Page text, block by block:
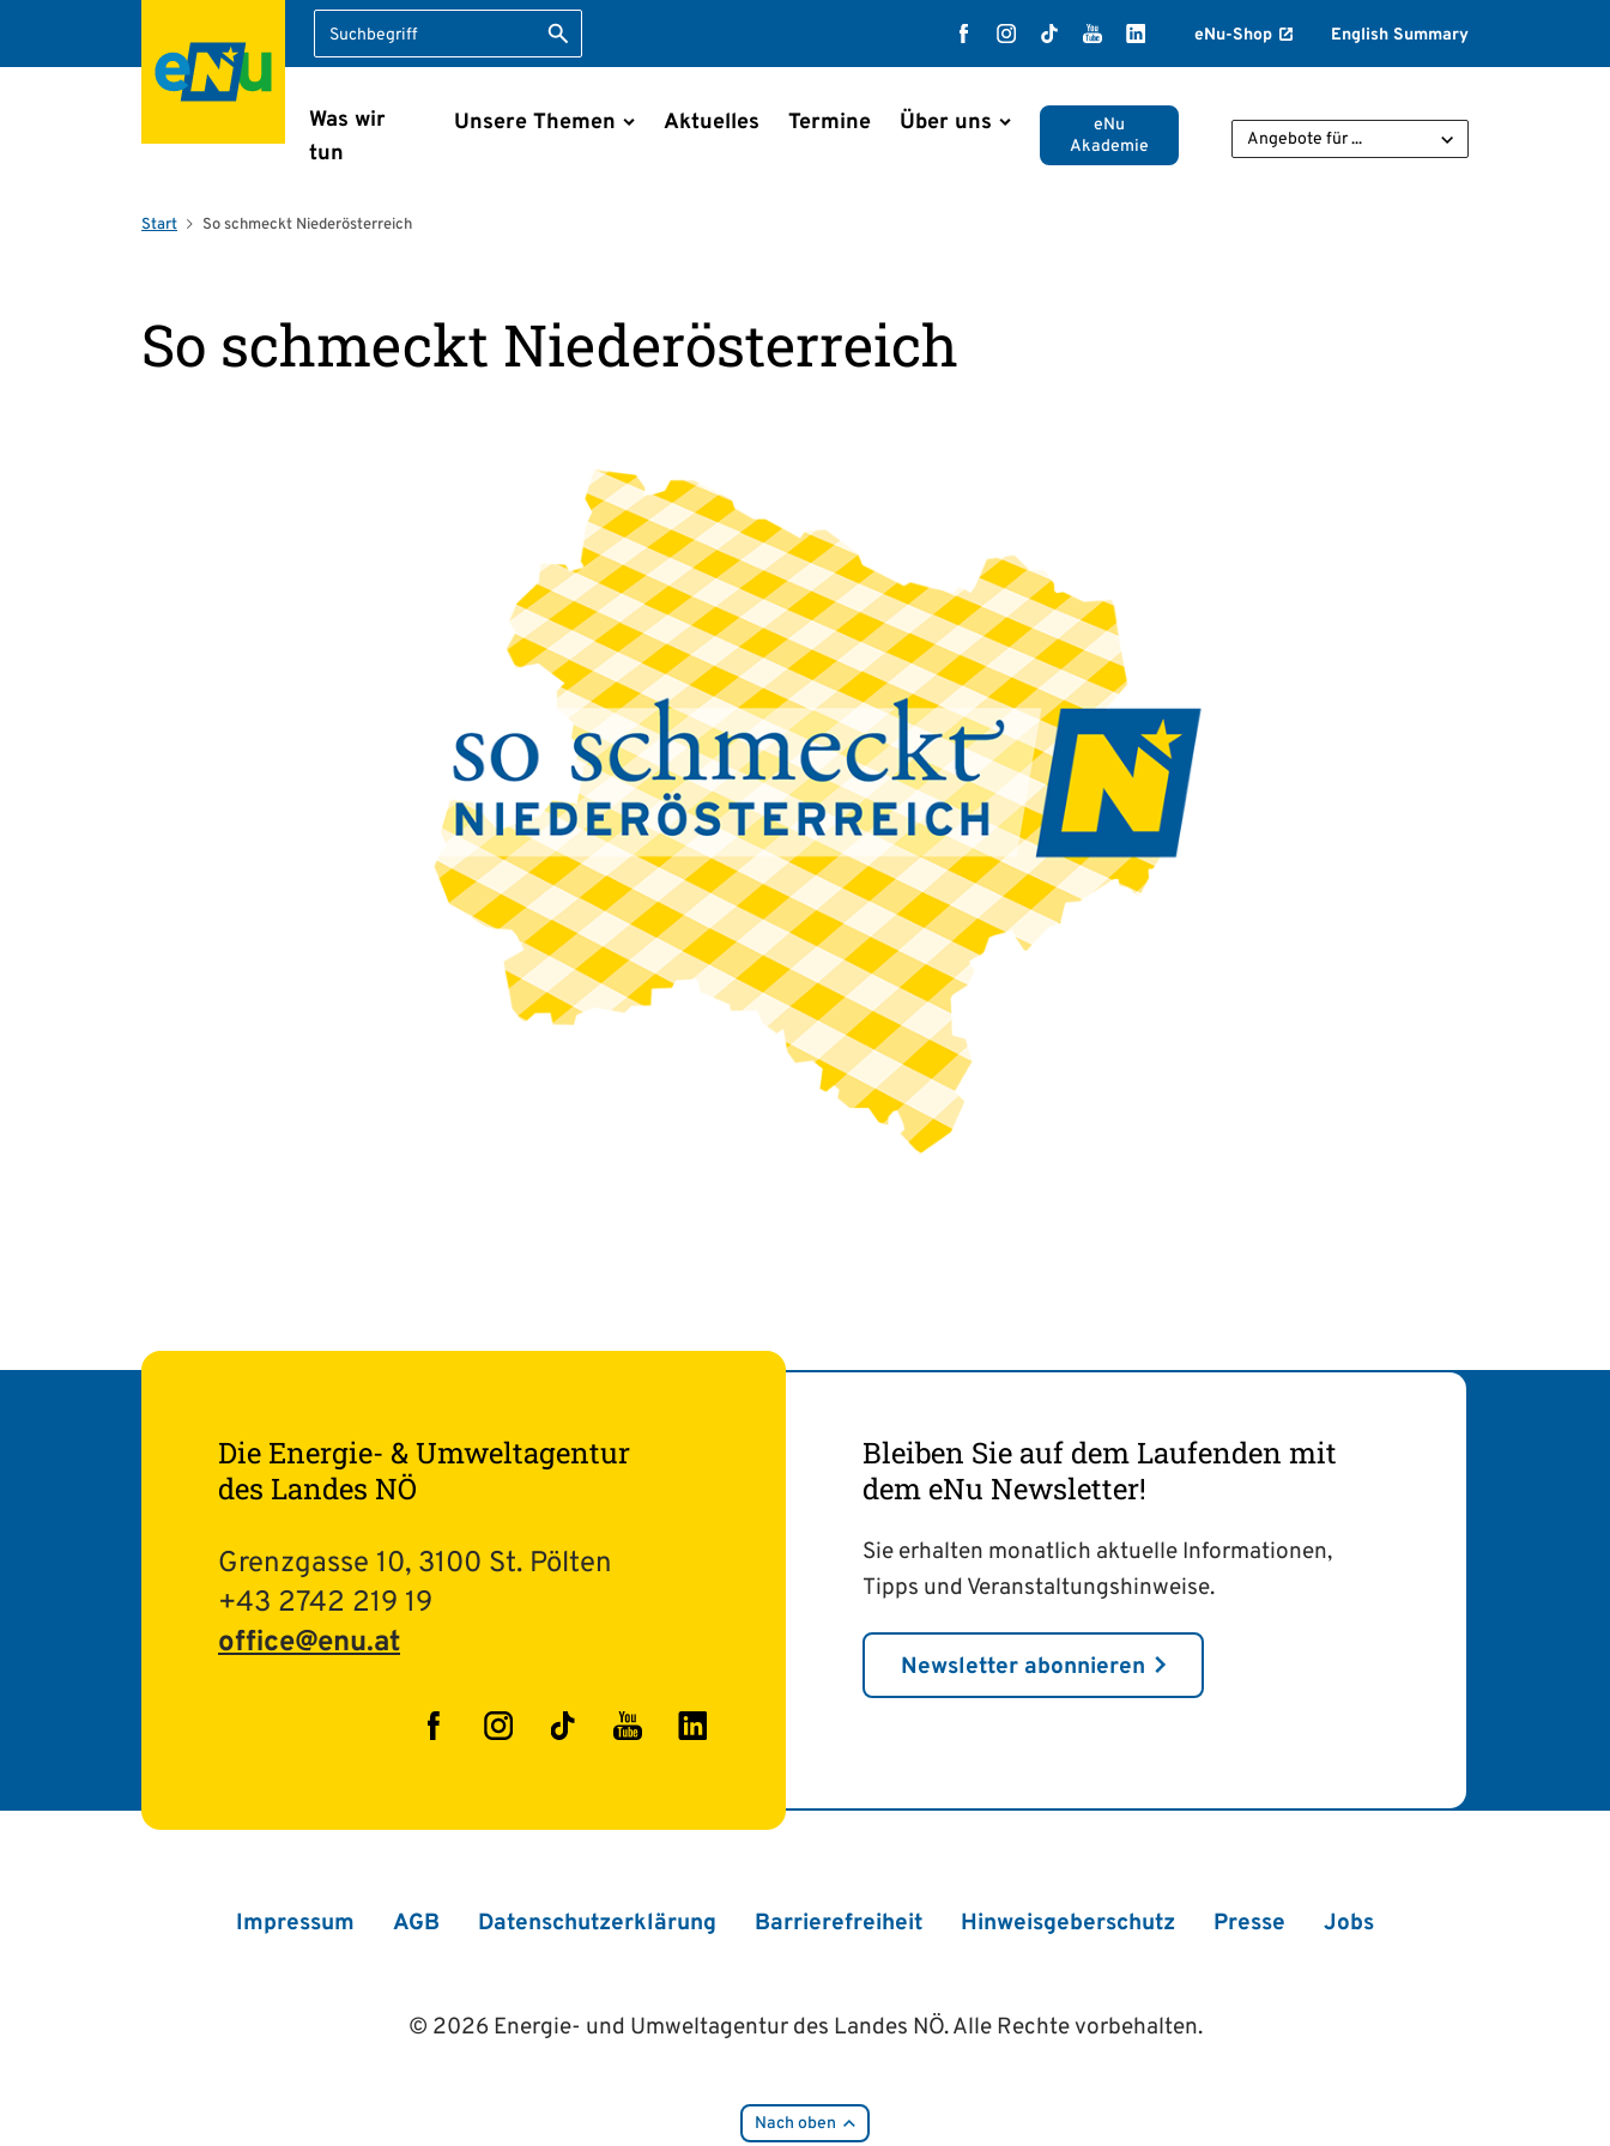
Suche Suche starten Facebook
Instagram
TikTokYouTube
LinkedIn
eNu-Shop English Summary
Navigation überspringen
Was wir
tun
Unsere Themen Aktuelles Termine Über uns
eNu
Akademie
Angebote für ...
Start So schmeckt Niederösterreich
So schmeckt Niederösterreich
Die Energie- & Umweltagentur
des Landes NÖ
Grenzgasse 10, 3100 St. Pölten
+43 2742 219 19
office@enu.at
FacebookInstagram
TikTokYouTubeLinkedIn
Bleiben Sie auf dem Laufenden mit
dem eNu Newsletter!
Sie erhalten monatlich aktuelle Informationen,
Tipps und Veranstaltungshinweise.
Newsletter abonnieren
Impressum AGB Datenschutzerklärung Barrierefreiheit Hinweisgeberschutz Presse Jobs
© 2026 Energie- und Umweltagentur des Landes NÖ. Alle Rechte vorbehalten.
Nach oben